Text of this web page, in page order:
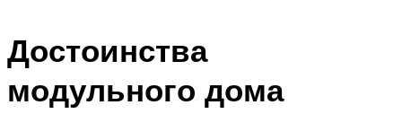
Достоинства
модульного дома